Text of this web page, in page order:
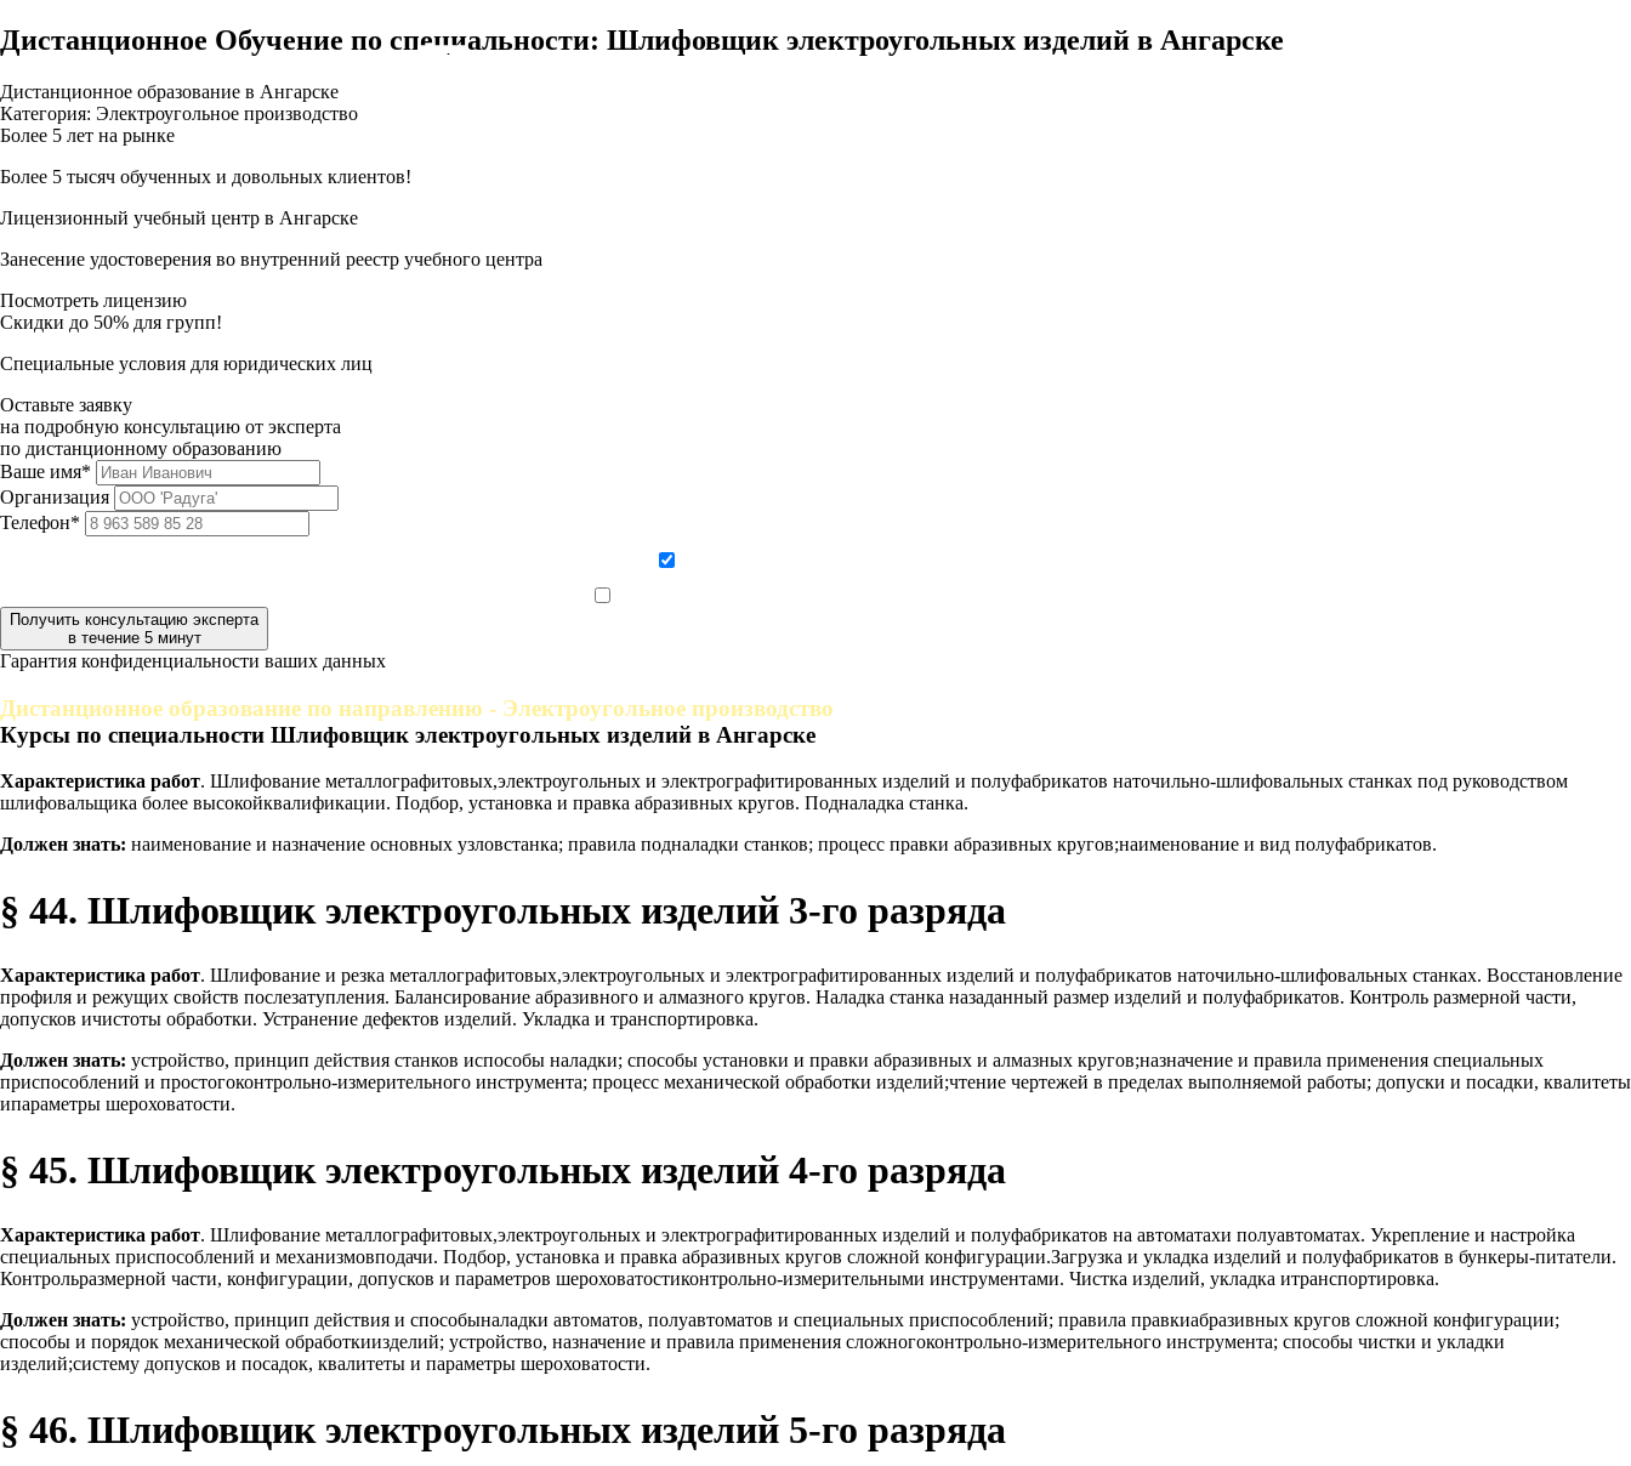
Дистанционное Обучение по специальности: Шлифовщик электроугольных изделий в Ангарске
Дистанционное образование в Ангарске
Категория: Электроугольное производство
Более 5 лет на рынке
Более 5 тысяч обученных и довольных клиентов!
Лицензионный учебный центр в Ангарске
Занесение удостоверения во внутренний реестр учебного центра
Посмотреть лицензию
Скидки до 50% для групп!
Специальные условия для юридических лиц
Оставьте заявку
на подробную консультацию от эксперта
по дистанционному образованию
Ваше имя*
Организация
Телефон*
Получить консультацию эксперта
в течение 5 минут
Гарантия конфиденциальности ваших данных
Дистанционное образование по направлению - Электроугольное производство
Курсы по специальности Шлифовщик электроугольных изделий в Ангарске
Характеристика работ. Шлифование металлографитовых,электроугольных и электрографитированных изделий и полуфабрикатов наточильно-шлифовальных станках под руководством
шлифовальщика более высокойквалификации. Подбор, установка и правка абразивных кругов. Подналадка станка.
Должен знать: наименование и назначение основных узловстанка; правила подналадки станков; процесс правки абразивных кругов;наименование и вид полуфабрикатов.
§ 44. Шлифовщик электроугольных изделий 3-го разряда
Характеристика работ. Шлифование и резка металлографитовых,электроугольных и электрографитированных изделий и полуфабрикатов наточильно-шлифовальных станках. Восстановление
профиля и режущих свойств послезатупления. Балансирование абразивного и алмазного кругов. Наладка станка назаданный размер изделий и полуфабрикатов. Контроль размерной части,
допусков ичистоты обработки. Устранение дефектов изделий. Укладка и транспортировка.
Должен знать: устройство, принцип действия станков испособы наладки; способы установки и правки абразивных и алмазных кругов;назначение и правила применения специальных
приспособлений и простогоконтрольно-измерительного инструмента; процесс механической обработки изделий;чтение чертежей в пределах выполняемой работы; допуски и посадки, квалитеты
ипараметры шероховатости.
§ 45. Шлифовщик электроугольных изделий 4-го разряда
Характеристика работ. Шлифование металлографитовых,электроугольных и электрографитированных изделий и полуфабрикатов на автоматахи полуавтоматах. Укрепление и настройка
специальных приспособлений и механизмовподачи. Подбор, установка и правка абразивных кругов сложной конфигурации.Загрузка и укладка изделий и полуфабрикатов в бункеры-питатели.
Контрольразмерной части, конфигурации, допусков и параметров шероховатостиконтрольно-измерительными инструментами. Чистка изделий, укладка итранспортировка.
Должен знать: устройство, принцип действия и способыналадки автоматов, полуавтоматов и специальных приспособлений; правила правкиабразивных кругов сложной конфигурации;
способы и порядок механической обработкиизделий; устройство, назначение и правила применения сложногоконтрольно-измерительного инструмента; способы чистки и укладки
изделий;систему допусков и посадок, квалитеты и параметры шероховатости.
§ 46. Шлифовщик электроугольных изделий 5-го разряда